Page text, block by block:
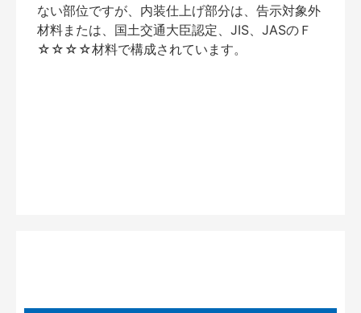
ない部位ですが、内装仕上げ部分は、告示対象外
材料または、国土交通大臣認定、JIS、JASのＦ
☆☆☆☆材料で構成されています。